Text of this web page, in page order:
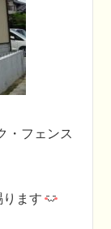
・フェンス
ます